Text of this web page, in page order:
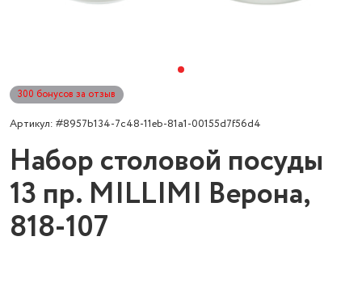
300 бонусов за отзыв
Артикул: #8957b134-7c48-11eb-81a1-00155d7f56d4
Набор столовой посуды
13 пр. MILLIMI Верона,
818-107